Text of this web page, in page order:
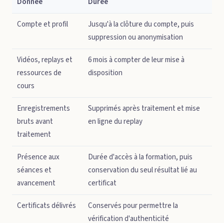
Compte et profil
Jusqu'à la clôture du compte, puis
suppression ou anonymisation
Vidéos, replays et
ressources de
cours
6 mois à compter de leur mise à
disposition
Enregistrements
bruts avant
traitement
Supprimés après traitement et mise
en ligne du replay
Présence aux
séances et
avancement
Durée d'accès à la formation, puis
conservation du seul résultat lié au
certificat
Certificats délivrés
Conservés pour permettre la
vérification d'authenticité